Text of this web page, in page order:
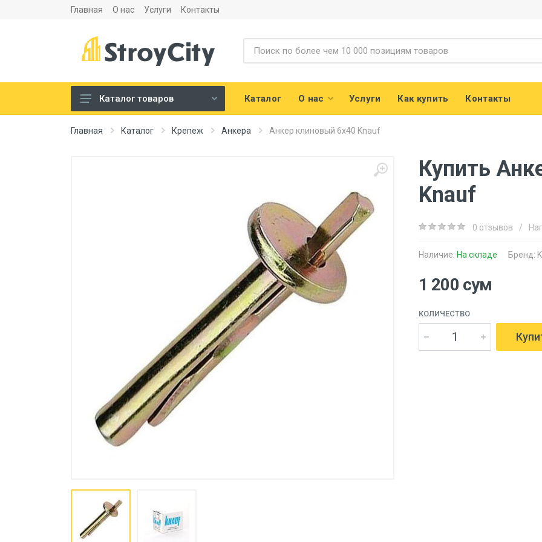
Главная О нас Услуги Контакты
Листовые материалы и
аксессуары
Каталог товаров Каталог О нас Услуги Как купить Контакты
Главная Каталог Крепеж Анкера Анкер клиновый 6х40 Knauf
Купить
Knauf
0 отзывов /
Наличие: На складе Бренд:
1 200 сум
КОЛИЧЕСТВО